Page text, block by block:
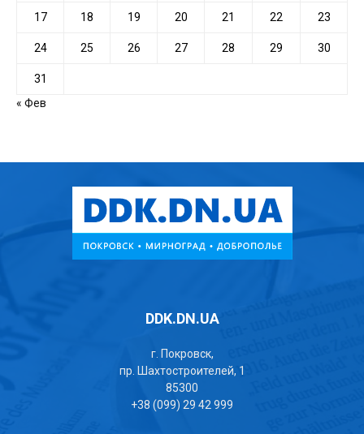
17 18 19 20 21 22 23
24 25 26 27 28 29 30
31
« Фев
DDK.DN.UA
г. Покровск,
пр. Шахтостроителей, 1
85300
+38 (099) 29 42 999